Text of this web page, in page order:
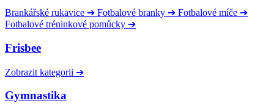
Brankářské rukavice ➔ Fotbalové branky ➔ Fotbalové míče ➔
Fotbalové tréninkové pomůcky ➔
Frisbee
Zobrazit kategorii ➔
Gymnastika